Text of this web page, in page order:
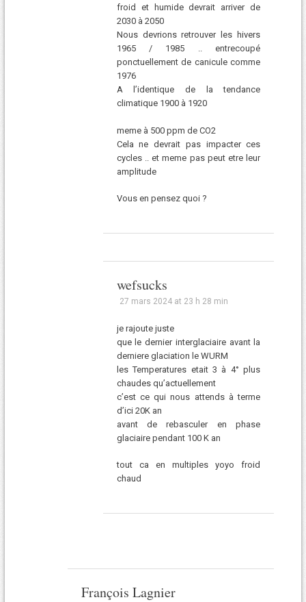
froid et humide devrait arriver de
2030 à 2050
Nous devrions retrouver les hivers
1965 / 1985 .. entrecoupé
ponctuellement de canicule comme
1976
A l’identique de la tendance
climatique 1900 à 1920
meme à 500 ppm de CO2
Cela ne devrait pas impacter ces
cycles .. et meme pas peut etre leur
amplitude
Vous en pensez quoi ?
wefsucks
27 mars 2024 at 23 h 28 min
je rajoute juste
que le dernier interglaciaire avant la
derniere glaciation le WURM
les Temperatures etait 3 à 4° plus
chaudes qu’actuellement
c’est ce qui nous attends à terme
d’ici 20K an
avant de rebasculer en phase
glaciaire pendant 100 K an
tout ca en multiples yoyo froid
chaud
François Lagnier